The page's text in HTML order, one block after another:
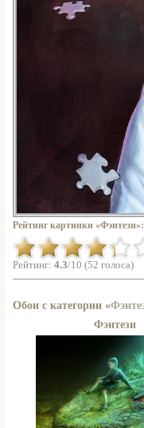
Рейтинг картинки «Фэнтези»:
Рейтинг: 4.3/10 (52 голоса)
Обои с категории «
Фэнтези